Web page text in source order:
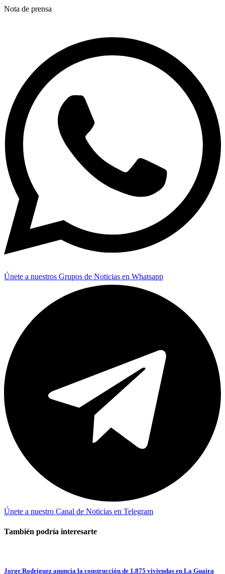
Nota de prensa
Únete a nuestros Grupos de Noticias en Whatsapp
Únete a nuestro Canal de Noticias en Telegram
También podría interesarte
Jorge Rodríguez anuncia la construcción de 1.875 viviendas en La Guaira